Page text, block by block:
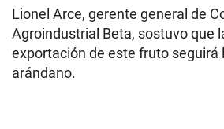
Lionel Arce, gerente general de
Agroindustrial Beta, sostuvo que
exportación de este fruto seguirá
arándano.